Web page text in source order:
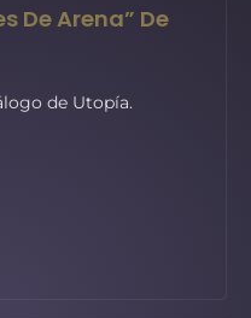
De Arena” De
de Utopía.